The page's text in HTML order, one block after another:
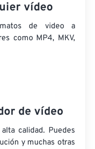
vídeo
de video a
como MP4, MKV,
de vídeo
calidad. Puedes
y muchas otras